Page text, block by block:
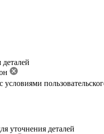
условиями
уточнения деталей